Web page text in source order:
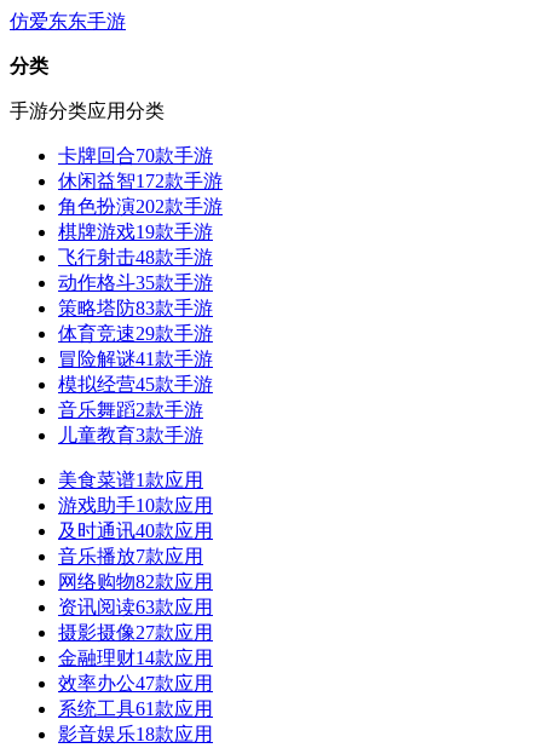
仿爱东东手游
分类
手游分类应用分类
卡牌回合70款手游
休闲益智172款手游
角色扮演202款手游
棋牌游戏19款手游
飞行射击48款手游
动作格斗35款手游
策略塔防83款手游
体育竞速29款手游
冒险解谜41款手游
模拟经营45款手游
音乐舞蹈2款手游
儿童教育3款手游
美食菜谱1款应用
游戏助手10款应用
及时通讯40款应用
音乐播放7款应用
网络购物82款应用
资讯阅读63款应用
摄影摄像27款应用
金融理财14款应用
效率办公47款应用
系统工具61款应用
影音娱乐18款应用